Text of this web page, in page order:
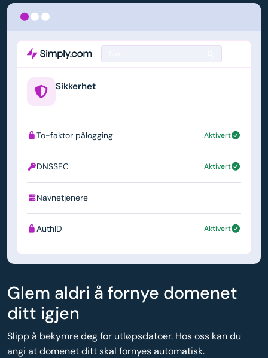
Sikkerhet
To-faktor pålogging Aktivert
DNSSEC Aktivert
Navnetjenere
AuthID Aktivert
Glem aldri å fornye domenet
ditt igjen
Slipp å bekymre deg for utløpsdatoer. Hos oss kan du
angi at domenet ditt skal fornyes automatisk.